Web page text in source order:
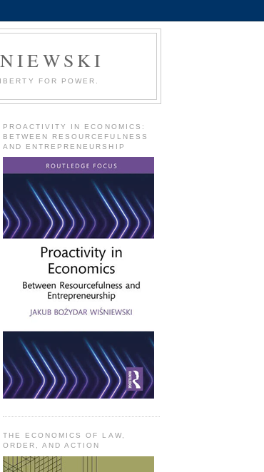
FOR POWER.
PROACTIVITY IN ECONOMICS:
BETWEEN RESOURCEFULNESS
AND ENTREPRENEURSHIP
THE ECONOMICS OF LAW,
ORDER, AND ACTION